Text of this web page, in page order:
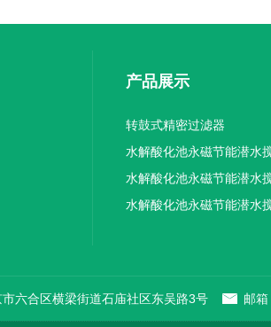
产品展示
转鼓式精密过滤器
水解酸化池永磁节能潜水
机厂家供应
水解酸化池永磁节能潜水
机厂家直销
水解酸化池永磁节能潜水
六合区横梁街道石庙社区东吴路3号 邮